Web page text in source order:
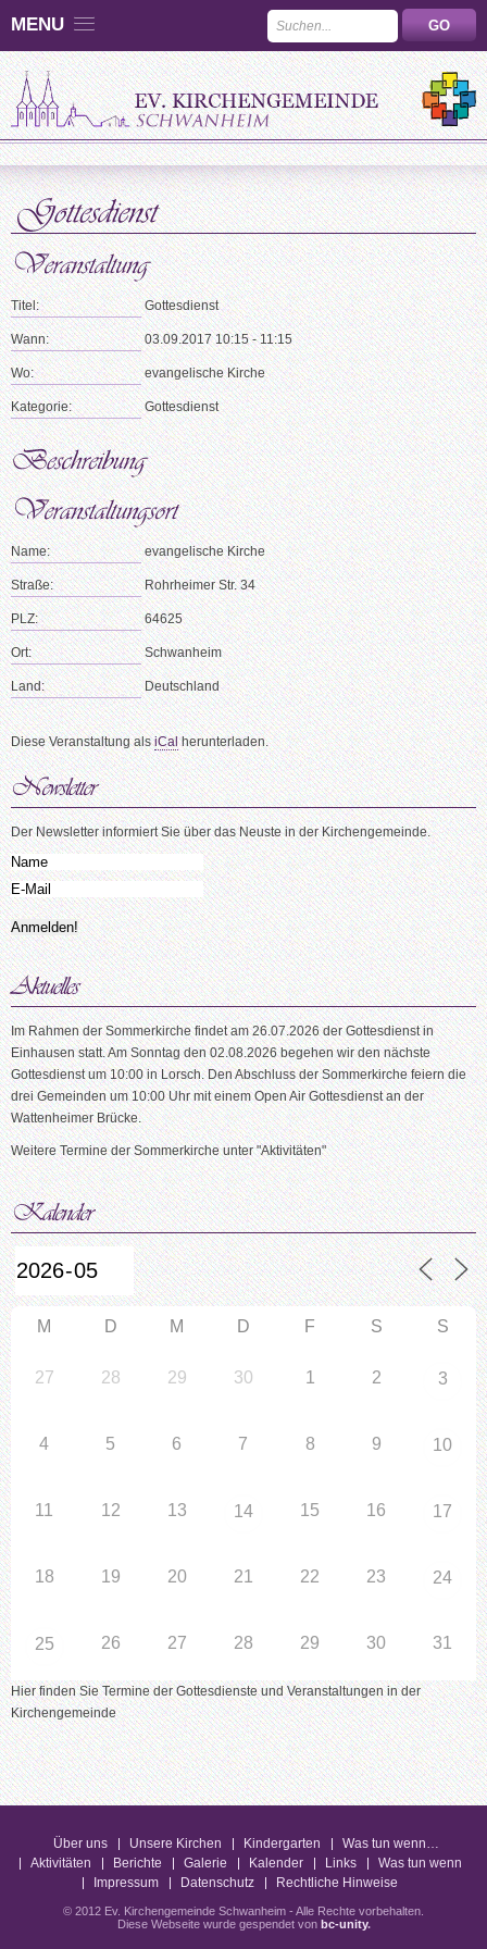
MENU
Titel: Gottesdienst
Wann: 03.09.2017 10:15 - 11:15
Wo: evangelische Kirche
Kategorie: Gottesdienst
Name: evangelische Kirche
Straße: Rohrheimer Str. 34
PLZ: 64625
Ort: Schwanheim
Land: Deutschland
Diese Veranstaltung alsiCalherunterladen.
Der Newsletter informiert Sie über das Neuste in der Kirchengemeinde.
Im Rahmen der Sommerkirche findet am 26.07.2026 der Gottesdienst in
Einhausen statt. Am Sonntag den 02.08.2026 begehen wir den nächste
Gottesdienst um 10:00 in Lorsch. Den Abschluss der Sommerkirche feiern die
drei Gemeinden um 10:00 Uhr mit einem Open Air Gottesdienst an der
Wattenheimer Brücke.
Weitere Termine der Sommerkirche unter "Aktivitäten"
M D M D F S S
27 28 29 30 1 2 3
4 5 6 7 8 9 10
11 12 13 14 15 16 17
18 19 20 21 22 23 24
25 26 27 28 29 30 31
Hier finden Sie Termine der Gottesdienste und Veranstaltungen in der
Kirchengemeinde
Über uns Unsere Kirchen Kindergarten
Was tun wenn…
Aktivitäten
Berichte Galerie Kalender Links
Was tun wenn
Impressum
Datenschutz Rechtliche Hinweise
© 2012 Ev. Kirchengemeinde Schwanheim - Alle Rechte vorbehalten.
Diese Webseite wurde gespendet von bc-unity.